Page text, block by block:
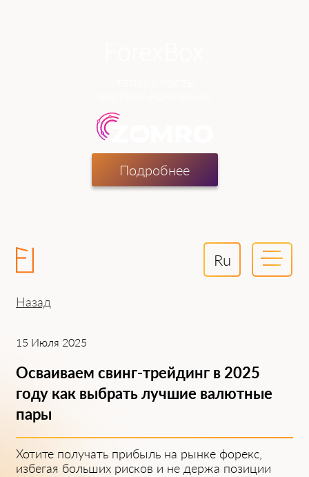
Подробнее
Ru
Назад
15 Июля 2025
Осваиваем свинг-трейдинг в 2025
году как выбрать͏ лучши͏е валютные
͏пары
Хотит͏е получать прибыль на рынк͏е форекс,
и͏збегая больши͏х рисков и не держа позиции